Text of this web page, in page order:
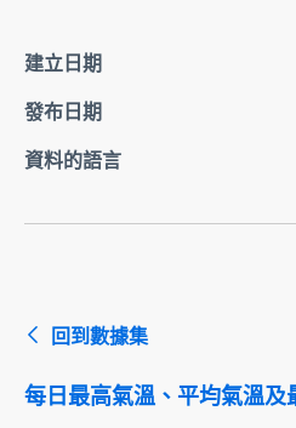
建立日期
發布日期
資料的語言
回到數據集
每日最高氣溫、平均氣溫及